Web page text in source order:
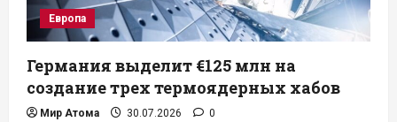
Европа
Германия выделит €125 млн на
создание трех термоядерных хабов
Мир Атома 30.07.2026 0